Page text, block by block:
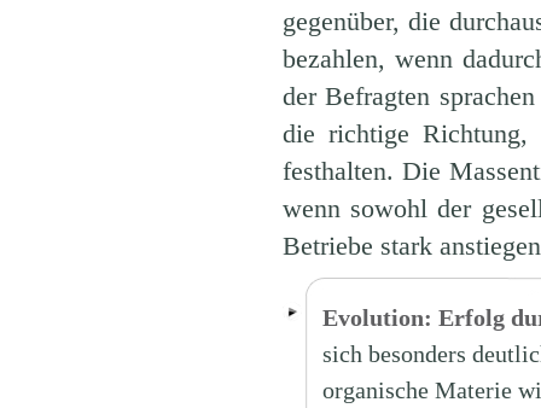
gegenüber, die
bezahlen, wenn
der Befragten
die richtige Richtung,
festhalten. Die
wenn sowohl der
Betriebe stark
Evolution: Erfolg
sich besonders
organische Materie